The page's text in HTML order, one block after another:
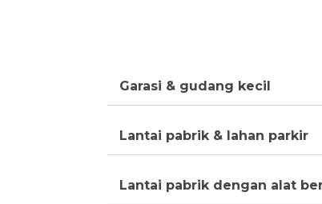
Garasi & gudang kecil
Lantai pabrik & lahan parkir
Lantai pabrik dengan alat